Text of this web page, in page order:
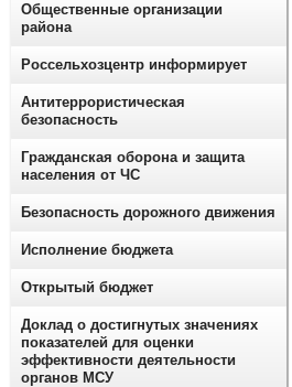
Общественные организации
района
Россельхозцентр информирует
Антитеррористическая
безопасность
Гражданская оборона и защита
населения от ЧС
Безопасность дорожного движения
Исполнение бюджета
Открытый бюджет
Доклад о достигнутых значениях
показателей для оценки
эффективности деятельности
органов МСУ